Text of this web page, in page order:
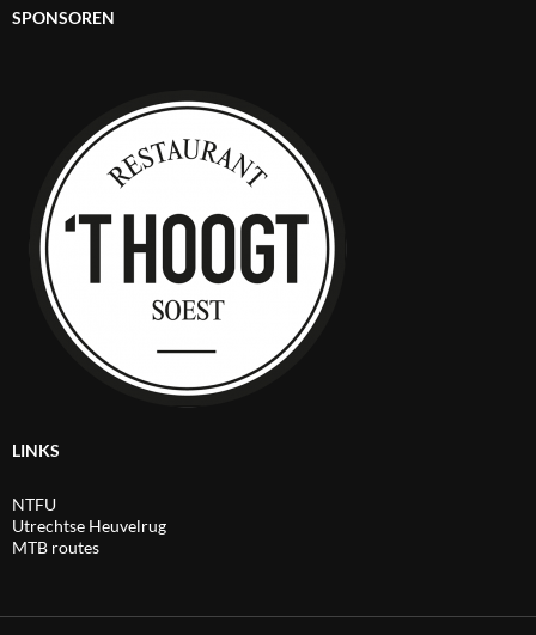
SPONSOREN
LINKS
NTFU
Utrechtse Heuvelrug
MTB routes